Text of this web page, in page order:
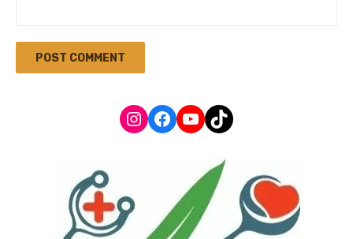
Instagram
Facebook
YouTube
TikTok